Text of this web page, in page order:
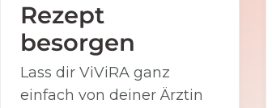
Rezept
besorgen
Lass dir ViViRA ganz
einfach von deiner Ärztin